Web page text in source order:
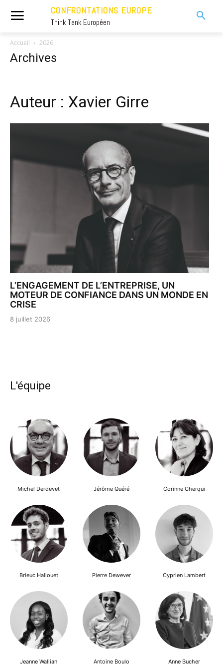
CONFRONTATIONS EUROPE
Think Tank Européen
Accueil 2026
Archives
Auteur : Xavier Girre
L’ENGAGEMENT DE L’ENTREPRISE, UN
MOTEUR DE CONFIANCE DANS UN MONDE EN
CRISE
8 juillet 2026
L'équipe
Michel Derdevet Jérôme Quéré Corinne Cherqui
Brieuc Hallouet Pierre Dewever Cyprien Lambert
Jeanne Wallian Antoine Boulo Anne Bucher